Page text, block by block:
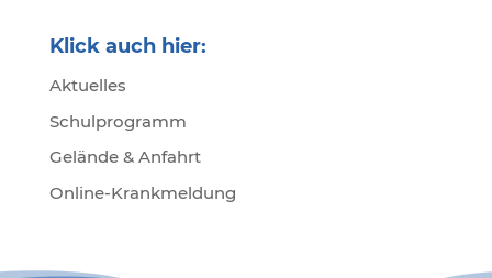
Klick auch hier:
Aktuelles
Schulprogramm
Gelände & Anfahrt
Online-Krankmeldung